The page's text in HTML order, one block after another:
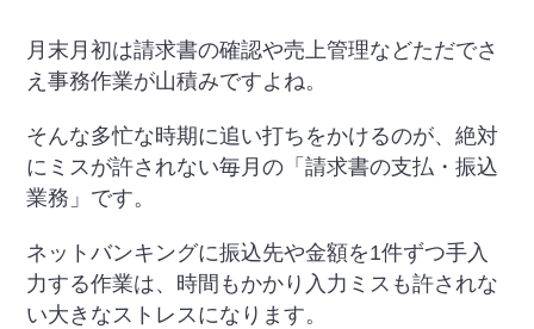
月末月初は請求書の確認や売上管理などただでさ
え事務作業が山積みですよね。
そんな多忙な時期に追い打ちをかけるのが、絶対
にミスが許されない毎月の「請求書の支払・振込
業務」です。
ネットバンキングに振込先や金額を1件ずつ手入
力する作業は、時間もかかり入力ミスも許されな
い大きなストレスになります。